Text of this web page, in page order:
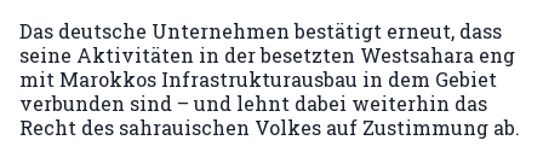
Das deutsche Unternehmen bestätigt erneut, dass
seine Aktivitäten in der besetzten Westsahara eng
mit Marokkos Infrastrukturausbau in dem Gebiet
verbunden sind – und lehnt dabei weiterhin das
Recht des sahrauischen Volkes auf Zustimmung ab.